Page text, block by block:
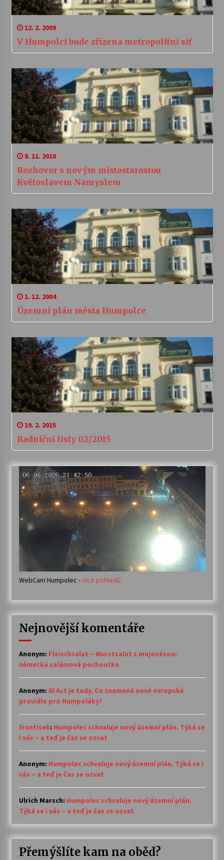
12. 2. 2009
V Humpolci bude zřízena metropolitní síť
8. 11. 2010
Rozhovor s novým místostarostou
Květoslavem Namyslem
1. 12. 2004
Územní plán města Humpolce
19. 2. 2015
Radniční listy 02/2015
WebCam Humpolec -více pohledů
Nejnovější komentáře
Anonym: Fleischsalat – Wurstsalat s majonézou:
německá salámová pochoutka
Anonym: AI Act je tady. Co znamená nové evropské
pravidlo pro Humpoláky?
frantisek: Humpolec schvaluje nový územní plán. Týká se
i vás – a teď je čas se ozvat
Anonym: Humpolec schvaluje nový územní plán. Týká se i
vás – a teď je čas se ozvat
Ulrich Marsch: Humpolec schvaluje nový územní plán.
Týká se i vás – a teď je čas se ozvat
Přemýšlíte kam na oběd?